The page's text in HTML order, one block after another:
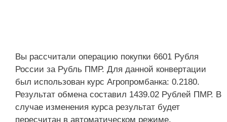
Вы рассчитали операцию покупки 6601 Рубля
России за Рубль ПМР. Для данной конвертации
был использован курс Агропромбанка: 0.2180.
Результат обмена составил 1439.02 Рублей ПМР. В
случае изменения курса результат будет
пересчитан в автоматическом режиме.